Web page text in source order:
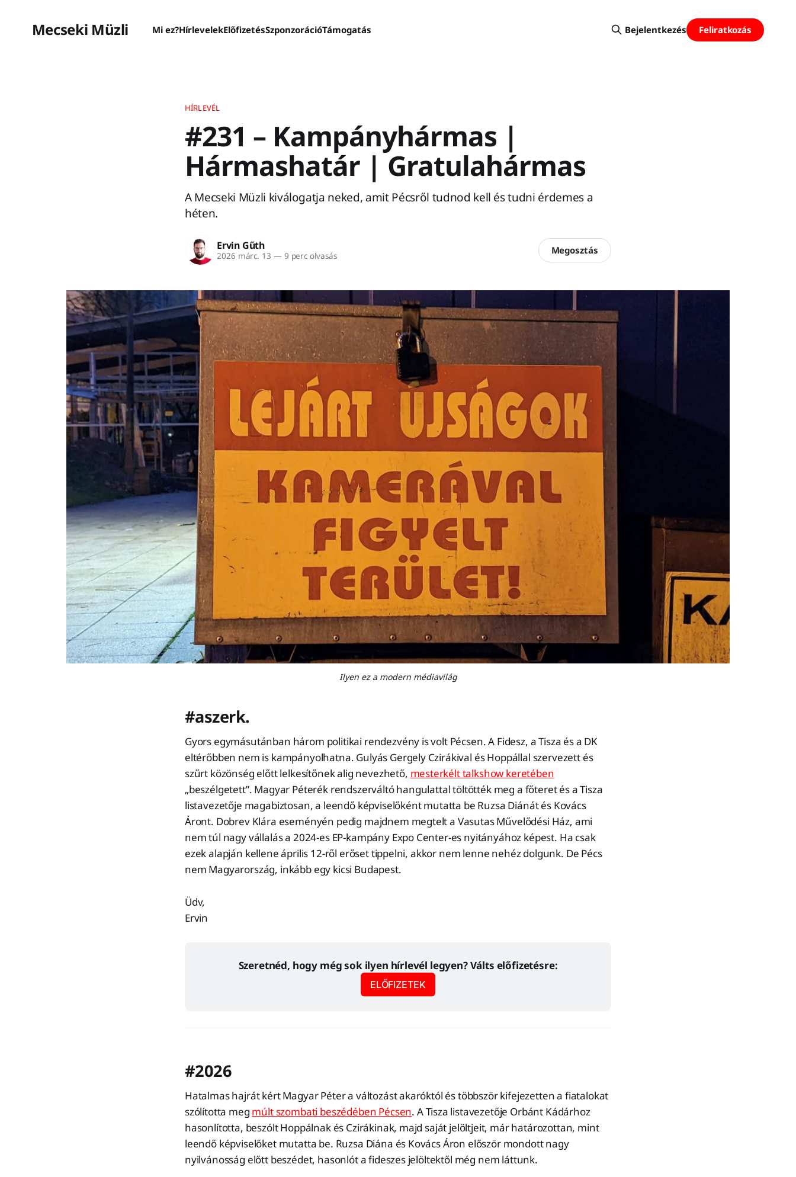
Mecseki Müzli Mi ez?HírlevelekElőfizetésSzponzorációTámogatás Bejelentkezés Feliratkozás
HÍRLEVÉL
#231 – Kampányhármas |
Hármashatár | Gratulahármas
A Mecseki Müzli kiválogatja neked, amit Pécsről tudnod kell és tudni érdemes a
héten.
Ervin Gűth
2026 márc. 13 — 9 perc olvasás Megosztás
Ilyen ez a modern médiavilág
#aszerk.
Gyors egymásutánban három politikai rendezvény is volt Pécsen. A Fidesz, a Tisza és a DK
eltérőbben nem is kampányolhatna. Gulyás Gergely Czirákival és Hoppállal szervezett és
szűrt közönség előtt lelkesítőnek alig nevezhető, mesterkélt talkshow keretében
„beszélgetett”. Magyar Péterék rendszerváltó hangulattal töltötték meg a főteret és a Tisza
listavezetője magabiztosan, a leendő képviselőként mutatta be Ruzsa Diánát és Kovács
Áront. Dobrev Klára eseményén pedig majdnem megtelt a Vasutas Művelődési Ház, ami
nem túl nagy vállalás a 2024-es EP-kampány Expo Center-es nyitányához képest. Ha csak
ezek alapján kellene április 12-ről erőset tippelni, akkor nem lenne nehéz dolgunk. De Pécs
nem Magyarország, inkább egy kicsi Budapest.
Üdv,
Ervin
Szeretnéd, hogy még sok ilyen hírlevél legyen? Válts előfizetésre:
ELŐFIZETEK
#2026
Hatalmas hajrát kért Magyar Péter a változást akaróktól és többször kifejezetten a fiatalokat
szólította meg múlt szombati beszédében Pécsen. A Tisza listavezetője Orbánt Kádárhoz
hasonlította, beszólt Hoppálnak és Czirákinak, majd saját jelöltjeit, már határozottan, mint
leendő képviselőket mutatta be. Ruzsa Diána és Kovács Áron először mondott nagy
nyilvánosság előtt beszédet, hasonlót a fideszes jelöltektől még nem láttunk.